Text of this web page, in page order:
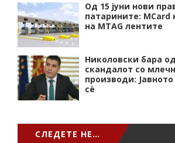
Од 15 јуни нови
патарините:
на MTAG лентите
Николовски бара
скандалот со
производи:
сѐ
СЛЕДЕТЕ НЕ…